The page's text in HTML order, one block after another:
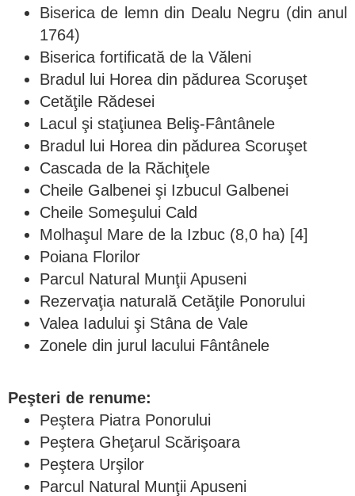
Biserica de lemn din Dealu Negru (din anul
1764)
Biserica fortificată de la Văleni
Bradul lui Horea din pădurea Scoruşet
Cetăţile Rădesei
Lacul şi staţiunea Beliş-Fântânele
Bradul lui Horea din pădurea Scoruşet
Cascada de la Răchiţele
Cheile Galbenei şi Izbucul Galbenei
Cheile Someşului Cald
Molhaşul Mare de la Izbuc (8,0 ha) [4]
Poiana Florilor
Parcul Natural Munţii Apuseni
Rezervaţia naturală Cetăţile Ponorului
Valea Iadului şi Stâna de Vale
Zonele din jurul lacului Fântânele
Peşteri de renume:
Peştera Piatra Ponorului
Peştera Gheţarul Scărişoara
Peştera Urşilor
Parcul Natural Munţii Apuseni